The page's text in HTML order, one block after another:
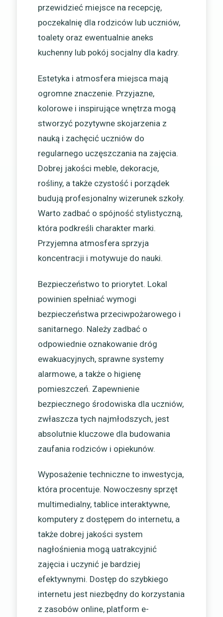
przewidzieć miejsce na recepcję,
poczekalnię dla rodziców lub uczniów,
toalety oraz ewentualnie aneks
kuchenny lub pokój socjalny dla kadry.
Estetyka i atmosfera miejsca mają
ogromne znaczenie. Przyjazne,
kolorowe i inspirujące wnętrza mogą
stworzyć pozytywne skojarzenia z
nauką i zachęcić uczniów do
regularnego uczęszczania na zajęcia.
Dobrej jakości meble, dekoracje,
rośliny, a także czystość i porządek
budują profesjonalny wizerunek szkoły.
Warto zadbać o spójność stylistyczną,
która podkreśli charakter marki.
Przyjemna atmosfera sprzyja
koncentracji i motywuje do nauki.
Bezpieczeństwo to priorytet. Lokal
powinien spełniać wymogi
bezpieczeństwa przeciwpożarowego i
sanitarnego. Należy zadbać o
odpowiednie oznakowanie dróg
ewakuacyjnych, sprawne systemy
alarmowe, a także o higienę
pomieszczeń. Zapewnienie
bezpiecznego środowiska dla uczniów,
zwłaszcza tych najmłodszych, jest
absolutnie kluczowe dla budowania
zaufania rodziców i opiekunów.
Wyposażenie techniczne to inwestycja,
która procentuje. Nowoczesny sprzęt
multimedialny, tablice interaktywne,
komputery z dostępem do internetu, a
także dobrej jakości system
nagłośnienia mogą uatrakcyjnić
zajęcia i uczynić je bardziej
efektywnymi. Dostęp do szybkiego
internetu jest niezbędny do korzystania
z zasobów online, platform e-